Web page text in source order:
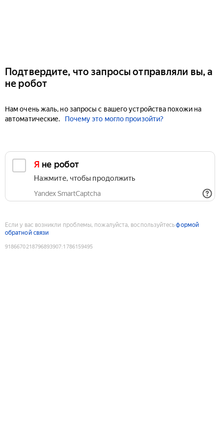
Подтвердите, что запросы отправляли вы, а
не робот
Нам очень жаль, но запросы с вашего устройства похожи на
автоматические.
Почему это могло произойти?
Я не робот
Нажмите, чтобы продолжить
Yandex SmartCaptcha
Если у вас возникли проблемы, пожалуйста, воспользуйтесьформой
обратной связи
9186670218796893907:1786159495